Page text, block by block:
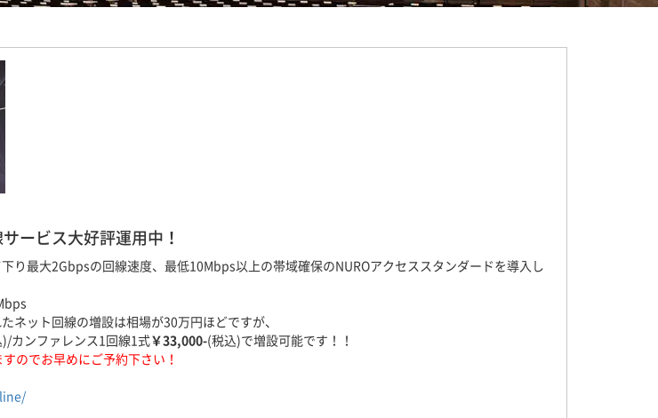
ービス大好評運用中！
り最大2Gbpsの回線速度、最低10Mbps以上の帯域確保のNUROアクセススタンダードを導入し
ネット回線の増設は相場が30万円ほどですが、
カンファレンス1回線1式￥33,000-(税込)で増設可能です！！
のでお早めにご予約下さい！